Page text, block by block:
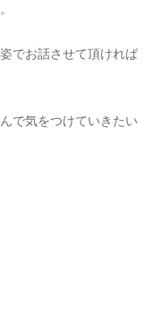
でお話させて頂ければ
で気をつけていきたい